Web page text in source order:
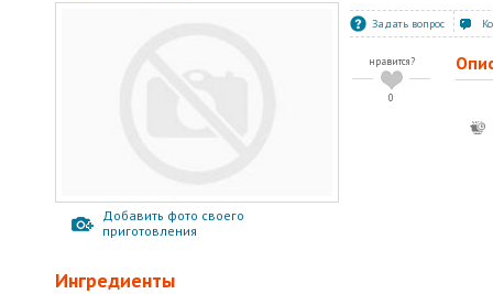
Добавить фото своего
приготовления
Задать вопрос
нравится?
0
Ингредиенты